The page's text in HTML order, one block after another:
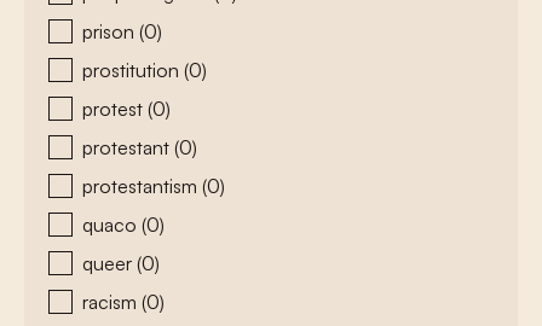
prison (0)
prostitution (0)
protest (0)
protestant (0)
protestantism (0)
quaco (0)
queer (0)
racism (0)